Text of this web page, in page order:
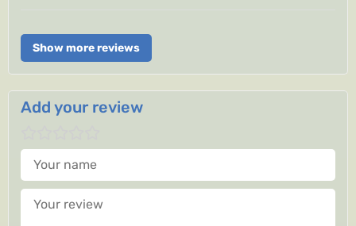
Show more reviews
Add your review
Your name
Your review